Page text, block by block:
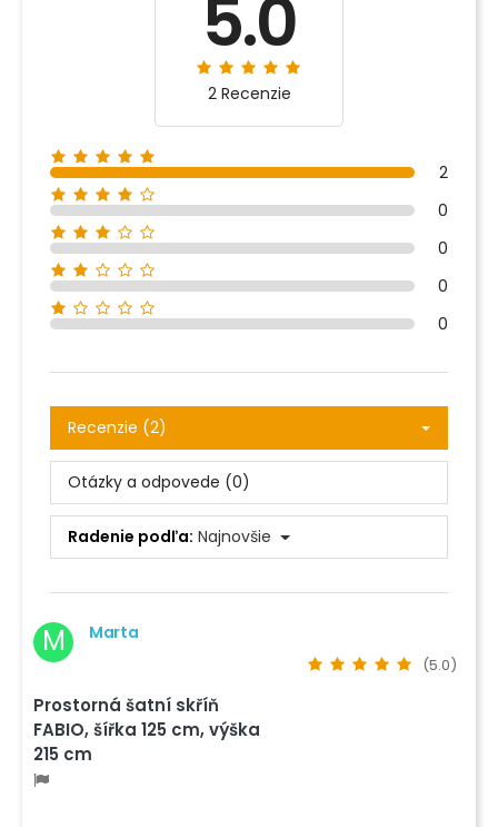
5.0
2 Recenzie
2
0
0
0
0
Recenzie (2)
Otázky a odpovede (0)
Radenie podľa: Najnovšie
M Marta
(5.0)
Prostorná šatní skříň
FABIO, šířka 125 cm, výška
215 cm